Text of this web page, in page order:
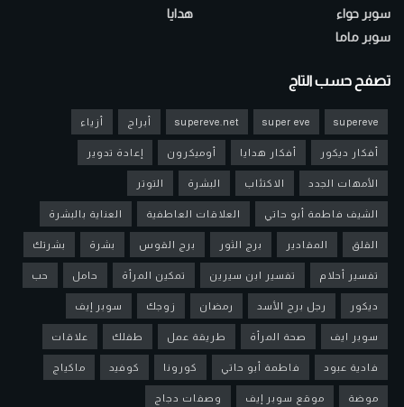
سوبر حواء
سوبر ماما
هدايا
تصفح حسب التاج
supereve
super eve
supereve.net أبراج أزياء
أفكار ديكور أفكار هدايا أوميكرون إعادة تدوير
الأمهات الجدد الاكتئاب البشرة التوتر
الشيف فاطمة أبو حاتي العلاقات العاطفية العناية بالبشرة
القلق المقادير برج الثور برج القوس بشرة بشرتك
تفسير أحلام تفسير ابن سيرين تمكين المرأة حامل حب
ديكور رجل برج الأسد رمضان زوجك سوبر إيف
سوبر ايف صحة المرأة طريقة عمل طفلك علاقات
فادية عبود فاطمة أبو حاتي كورونا كوفيد ماكياج
موضة موقع سوبر إيف وصفات دجاج